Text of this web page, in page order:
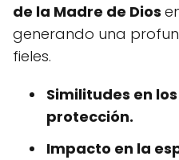
de la Madre de Dios
generando una
fieles.
Similitudes en
protección.
Impacto en la